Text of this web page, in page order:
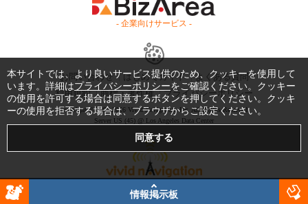
- 企業向けサービス -
お問い合わせ はじめてガイド
よくある質問
利用規約
商標・著作権 プライバシーポリシー
Copyright © 1999-2026 Vivid Navigation, Inc. All Rights Reserved.
Server US (45) @ Los Angeles Data Center
情報掲示板
本サイトでは、より良いサービス提供のため、クッキーを使用して
います。詳細はプライバシーポリシーをご確認ください。クッキー
の使用を許可する場合は同意するボタンを押してください。クッキ
ーの使用を拒否する場合は、ブラウザからご設定ください。